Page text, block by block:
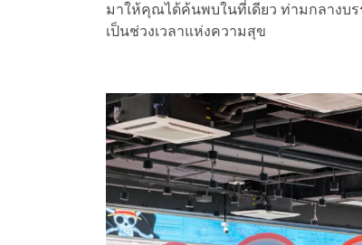
มาให้คุณได้ค้นพบในที่เดียว ท่ามกลางบ
เป็นช่วงเวลาแห่งความสุข